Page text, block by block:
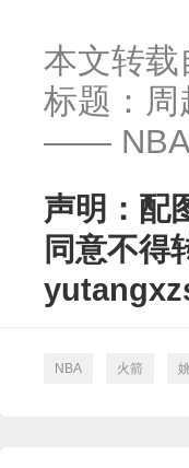
本文转载
标题：周
—— NBA
声明：配
同意不得
NBA 火箭